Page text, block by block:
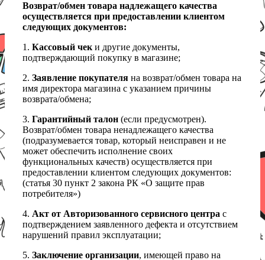
Возврат/обмен товара надлежащего качества
осуществляется при предоставлении клиентом
следующих документов:
1. Кассовый чеки другие документы,
подтверждающий покупку в магазине;
2. Заявление покупателя на возврат/обмен товара на
имя директора магазина с указанием причины
возврата/обмена;
3. Гарантийный талон (если предусмотрен).
Возврат/обмен товара ненадлежащего качества
(подразумевается товар, который неисправен и не
может обеспечить исполнение своих
функциональных качеств) осуществляется при
предоставлении клиентом следующих документов:
(статья 30 пункт 2 закона РК «О защите прав
потребителя»)
4. Акт от Авторизованного сервисного центра с
подтверждением заявленного дефекта и отсутствием
нарушений правил эксплуатации;
5. Заключение организации, имеющей право на